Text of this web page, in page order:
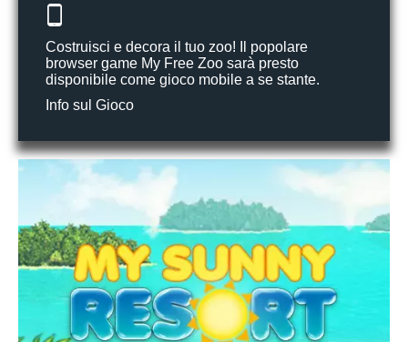
Costruisci e decora il tuo zoo! Il popolare
browser game My Free Zoo sarà presto
disponibile come gioco mobile a se stante.
Info sul Gioco